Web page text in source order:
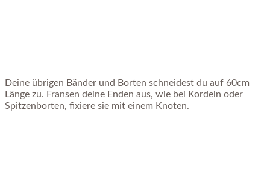
Deine übrigen Bänder und Borten schneidest du auf 60cm
Länge zu. Fransen deine Enden aus, wie bei Kordeln oder
Spitzenborten, fixiere sie mit einem Knoten.